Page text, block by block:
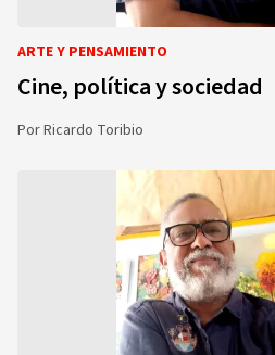
ARTE Y PENSAMIENTO
Cine, política y sociedad
PorRicardo Toribio